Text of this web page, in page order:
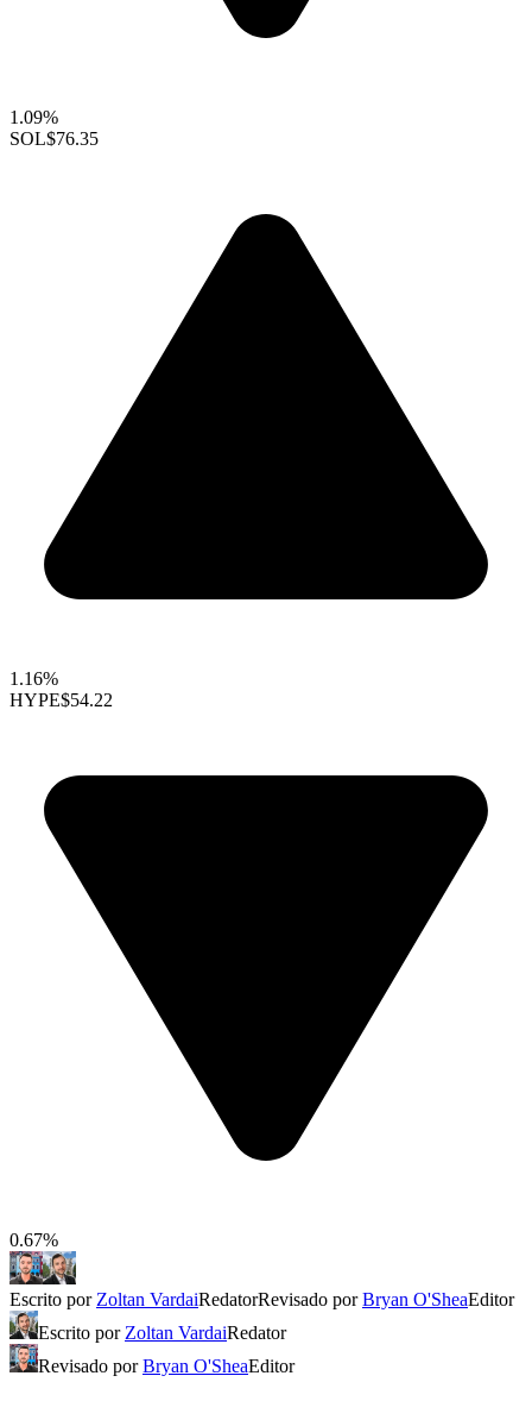
1.09%
SOL$76.35
1.16%
HYPE$54.22
0.67%
Escrito por Zoltan VardaiRedatorRevisado porBryan O'SheaEditor
Escrito por Zoltan VardaiRedator
Revisado porBryan O'SheaEditor